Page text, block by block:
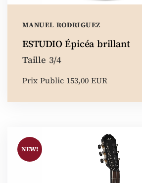
MANUEL RODRIGUEZ
ESTUDIO Épicéa brillant
Taille 3/4
Prix Public 153,00 EUR
NEW!